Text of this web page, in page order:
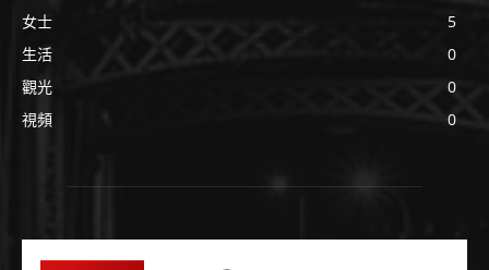
女士
5
生活
0
觀光
0
視頻
0